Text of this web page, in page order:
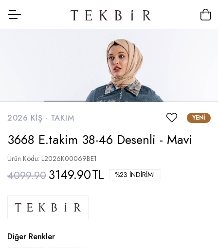
2026 KIŞ - TAKIM YENI
3668 E.takim 38-46 Desenli - Mavi
Ürün Kodu: L2026K00069BE1
4099.90 3149.90TL %23 İNDIRIM!
Diğer Renkler